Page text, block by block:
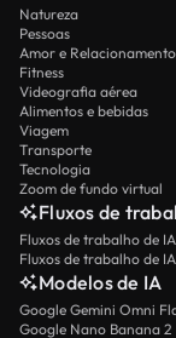
Natureza
Pessoas
Amor e
Fitness
Videografia aérea
Alimentos e bebidas
Viagem
Transporte
Tecnologia
Zoom de fundo virtual
Fluxos de
Fluxos de trabalho de
Fluxos de trabalho de
Modelos de IA
Google Gemini Omni
Google Nano Banana 2